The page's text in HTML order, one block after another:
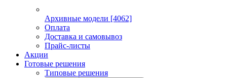
Архивные модели [4062]
Оплата
Доставка и самовывоз
Прайс-листы
Акции
Готовые решения
Типовые решения